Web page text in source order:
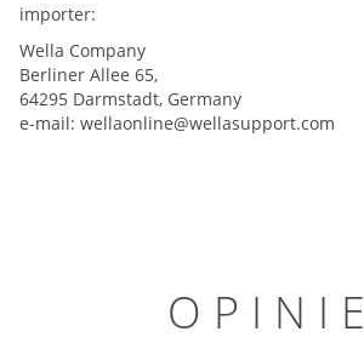
importer:
Wella Company
Berliner Allee 65,
64295 Darmstadt, Germany
e-mail: wellaonline@wellasupport.com
OPINIE